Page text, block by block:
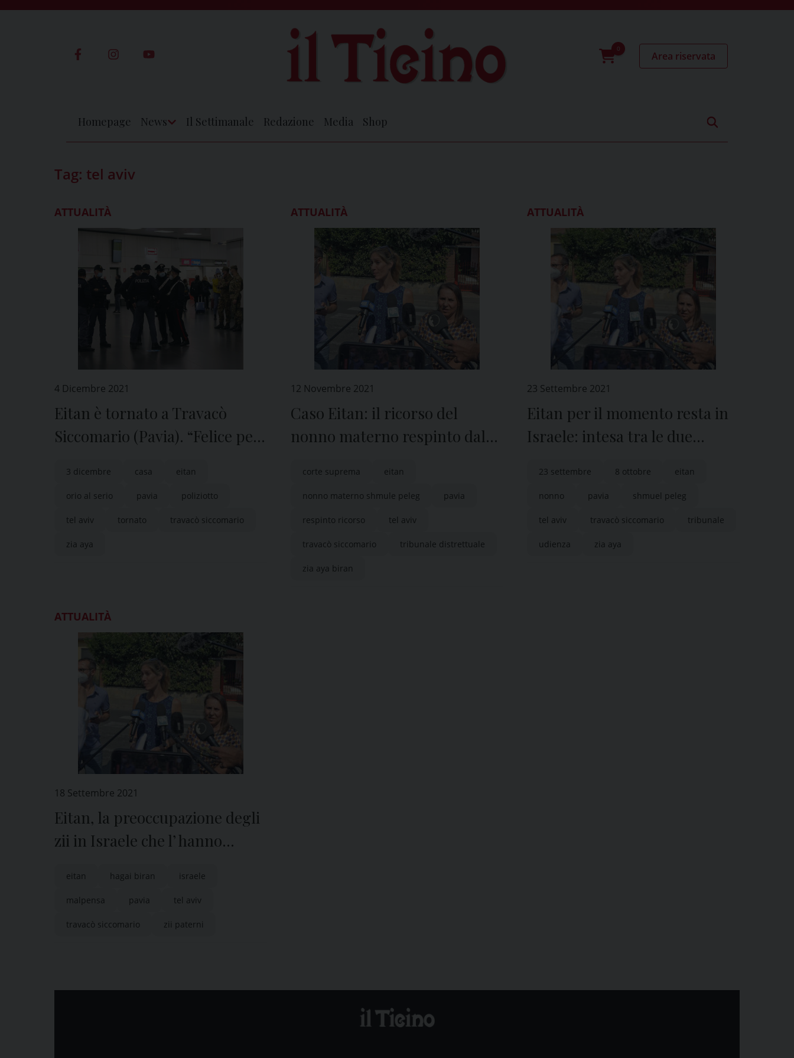
0
Area riservata
Homepage News Il Settimanale Redazione Media Shop
Tag: tel aviv
ATTUALITÀ
4 Dicembre 2021
Eitan è tornato a Travacò
Siccomario (Pavia). “Felice per
3 dicembre casa eitan
orio al serio pavia poliziotto
tel aviv tornato travacò siccomario
zia aya
ATTUALITÀ
12 Novembre 2021
Caso Eitan: il ricorso del
nonno materno respinto dal
corte suprema eitan
nonno materno shmule peleg pavia
respinto ricorso tel aviv
travacò siccomario tribunale distrettuale
zia aya biran
ATTUALITÀ
23 Settembre 2021
Eitan per il momento resta in
Israele: intesa tra le due
23 settembre 8 ottobre eitan
nonno pavia shmuel peleg
tel aviv travacò siccomario tribunale
udienza zia aya
ATTUALITÀ
18 Settembre 2021
Eitan, la preoccupazione degli
zii in Israele che l’ hanno
eitan hagai biran israele
malpensa pavia tel aviv
travacò siccomario zii paterni